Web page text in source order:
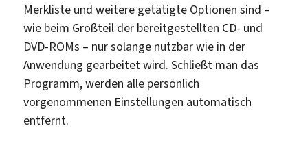
Merkliste und weitere getätigte Optionen sind –
wie beim Großteil der bereitgestellten CD- und
DVD-ROMs – nur solange nutzbar wie in der
Anwendung gearbeitet wird. Schließt man das
Programm, werden alle persönlich
vorgenommenen Einstellungen automatisch
entfernt.